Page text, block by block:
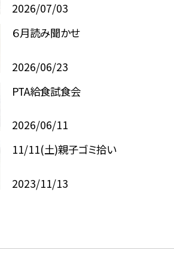
2026/07/03
６月読み聞かせ
2026/06/23
PTA給食試食会
2026/06/11
11/11(土)親子ゴミ拾い
2023/11/13